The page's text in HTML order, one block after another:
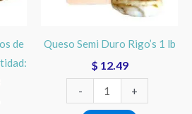
de
pueden
elegir
en
la
Queso Semi Duro Rigo’s 1 lb
$ 12.49
- +